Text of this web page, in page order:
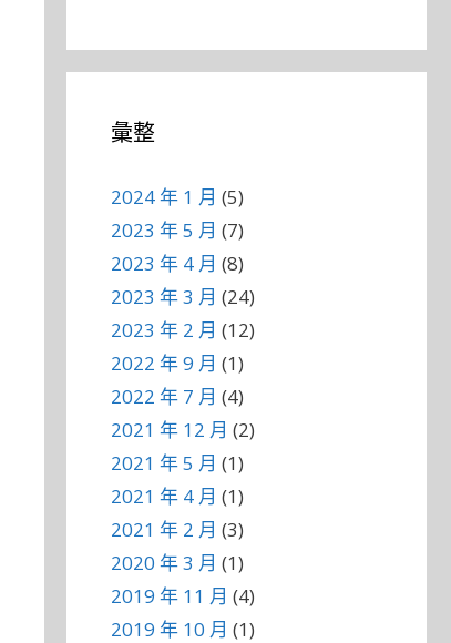
彙整
2024 年 1 月 (5)
2023 年 5 月 (7)
2023 年 4 月 (8)
2023 年 3 月 (24)
2023 年 2 月 (12)
2022 年 9 月 (1)
2022 年 7 月 (4)
2021 年 12 月 (2)
2021 年 5 月 (1)
2021 年 4 月 (1)
2021 年 2 月 (3)
2020 年 3 月 (1)
2019 年 11 月 (4)
2019 年 10 月 (1)